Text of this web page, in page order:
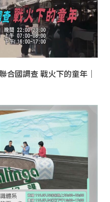
合國調查 戰火下的童年｜